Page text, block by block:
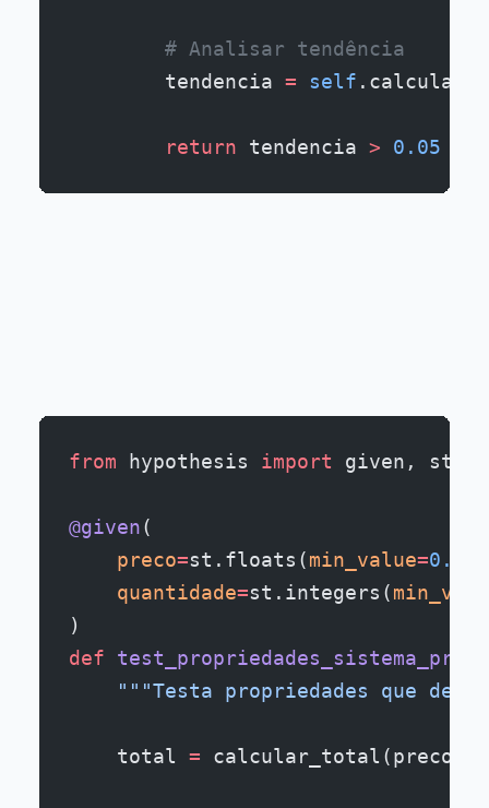
        # Analisar tendência
        tendencia
= self
        return
tendencia > 0.05
from hypothesis import given,
@given(
    preco
=st.floats(min_value=0.01
    quantidade
=st.integers(
)
def
"""Testa propriedades que
    total
= calcular_total(preco,